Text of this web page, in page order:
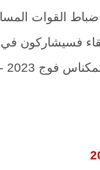
القوات
فسيشاركون
2023 - 2027.